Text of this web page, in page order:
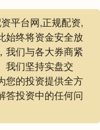
平台网,正规配资,
始终将资金安全放
我们与各大券商紧
我们坚持实盘交
您的投资提供全方
答投资中的任何问